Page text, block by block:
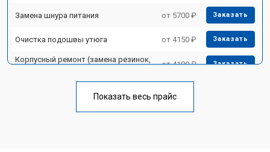
Замена шнура питания от 5700 ₽ Заказать
Очистка подошвы утюга от 4150 ₽ Заказать
Корпусный ремонт (замена резинок,
от 4100 ₽ Заказать
Замена клапана давления от 5850 ₽
Показать весь прайс